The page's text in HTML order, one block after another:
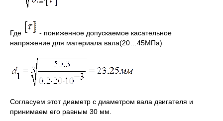
Где
- пониженное допускаемое касательное
напряжение для материала вала(20…45МПа)
Согласуем этот диаметр с диаметром вала двигателя и
принимаем его равным 30 мм.